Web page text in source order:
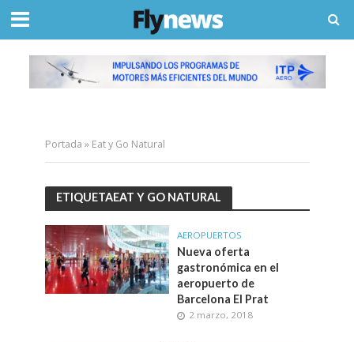
Portada » Eat y Go Natural
ETIQUETAEAT Y GO NATURAL
AEROPUERTOS
Nueva oferta
gastronómica en el
aeropuerto de
Barcelona El Prat
2 marzo, 2018